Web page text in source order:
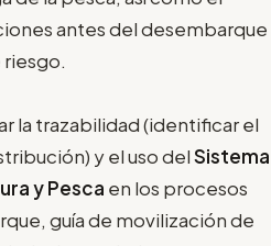
antes del desembarque
riesgo.
la trazabilidad (identificar el
y el uso delSistema
y Pesca en los procesos
guía de movilización de